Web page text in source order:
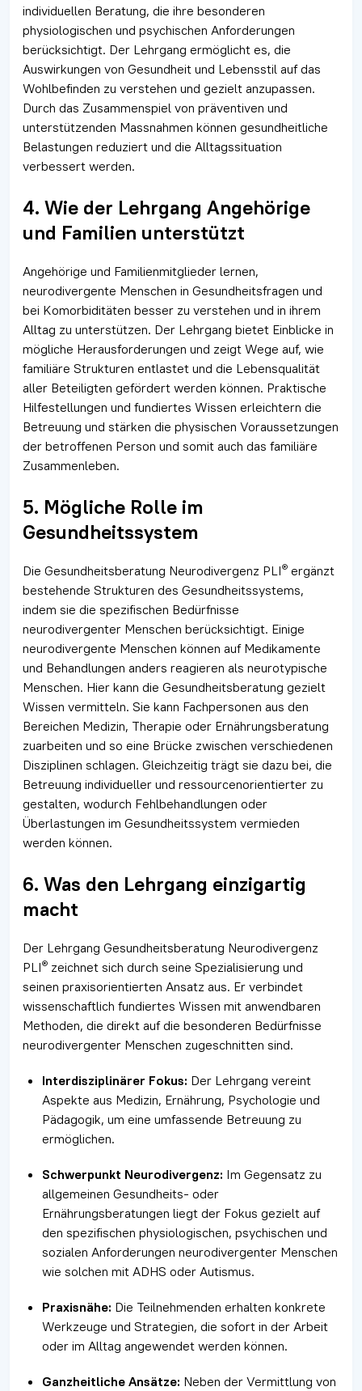
individuellen Beratung, die ihre besonderen
physiologischen und psychischen Anforderungen
berücksichtigt. Der Lehrgang ermöglicht es, die
Auswirkungen von Gesundheit und Lebensstil auf das
Wohlbefinden zu verstehen und gezielt anzupassen.
Durch das Zusammenspiel von präventiven und
unterstützenden Massnahmen können gesundheitliche
Belastungen reduziert und die Alltagssituation
verbessert werden.
4. Wie der Lehrgang Angehörige
und Familien unterstützt
Angehörige und Familienmitglieder lernen,
neurodivergente Menschen in Gesundheitsfragen und
bei Komorbiditäten besser zu verstehen und in ihrem
Alltag zu unterstützen. Der Lehrgang bietet Einblicke in
mögliche Herausforderungen und zeigt Wege auf, wie
familiäre Strukturen entlastet und die Lebensqualität
aller Beteiligten gefördert werden können. Praktische
Hilfestellungen und fundiertes Wissen erleichtern die
Betreuung und stärken die physischen Voraussetzungen
der betroffenen Person und somit auch das familiäre
Zusammenleben.
5. Mögliche Rolle im
Gesundheitssystem
Die Gesundheitsberatung Neurodivergenz PLI® ergänzt
bestehende Strukturen des Gesundheitssystems,
indem sie die spezifischen Bedürfnisse
neurodivergenter Menschen berücksichtigt. Einige
neurodivergente Menschen können auf Medikamente
und Behandlungen anders reagieren als neurotypische
Menschen. Hier kann die Gesundheitsberatung gezielt
Wissen vermitteln. Sie kann Fachpersonen aus den
Bereichen Medizin, Therapie oder Ernährungsberatung
zuarbeiten und so eine Brücke zwischen verschiedenen
Disziplinen schlagen. Gleichzeitig trägt sie dazu bei, die
Betreuung individueller und ressourcenorientierter zu
gestalten, wodurch Fehlbehandlungen oder
Überlastungen im Gesundheitssystem vermieden
werden können.
6. Was den Lehrgang einzigartig
macht
Der Lehrgang Gesundheitsberatung Neurodivergenz
PLI® zeichnet sich durch seine Spezialisierung und
seinen praxisorientierten Ansatz aus. Er verbindet
wissenschaftlich fundiertes Wissen mit anwendbaren
Methoden, die direkt auf die besonderen Bedürfnisse
neurodivergenter Menschen zugeschnitten sind.
Interdisziplinärer Fokus: Der Lehrgang vereint
Aspekte aus Medizin, Ernährung, Psychologie und
Pädagogik, um eine umfassende Betreuung zu
ermöglichen.
Schwerpunkt Neurodivergenz: Im Gegensatz zu
allgemeinen Gesundheits- oder
Ernährungsberatungen liegt der Fokus gezielt auf
den spezifischen physiologischen, psychischen und
sozialen Anforderungen neurodivergenter Menschen
wie solchen mit ADHS oder Autismus.
Praxisnähe: Die Teilnehmenden erhalten konkrete
Werkzeuge und Strategien, die sofort in der Arbeit
oder im Alltag angewendet werden können.
Ganzheitliche Ansätze: Neben der Vermittlung von